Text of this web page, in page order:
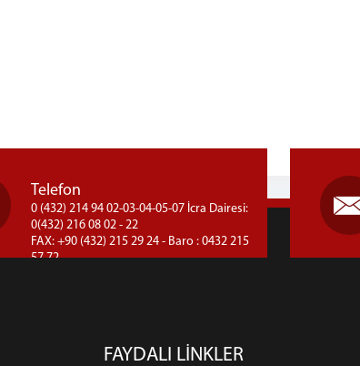
Telefon
0 (432) 214 94 02-03-04-05-07 İcra Dairesi:
0(432) 216 08 02 - 22
FAX: +90 (432) 215 29 24 - Baro : 0432 215
57 72
FAYDALI LİNKLER